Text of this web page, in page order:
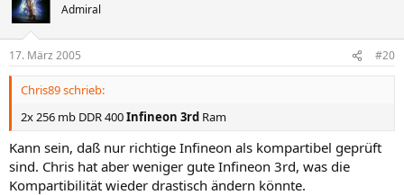
Admiral
17. März 2005 #20
Chris89 schrieb:
2x 256 mb DDR 400Infineon 3rd Ram
Kann sein, daß nur richtige Infineon als kompartibel geprüft
sind. Chris hat aber weniger gute Infineon 3rd, was die
Kompartibilität wieder drastisch ändern könnte.